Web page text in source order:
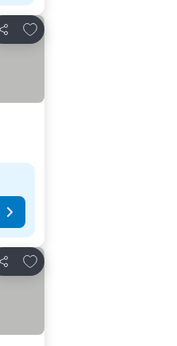
Paylaş
Favorilerime ekle
Paylaş
Favorilerime ekle